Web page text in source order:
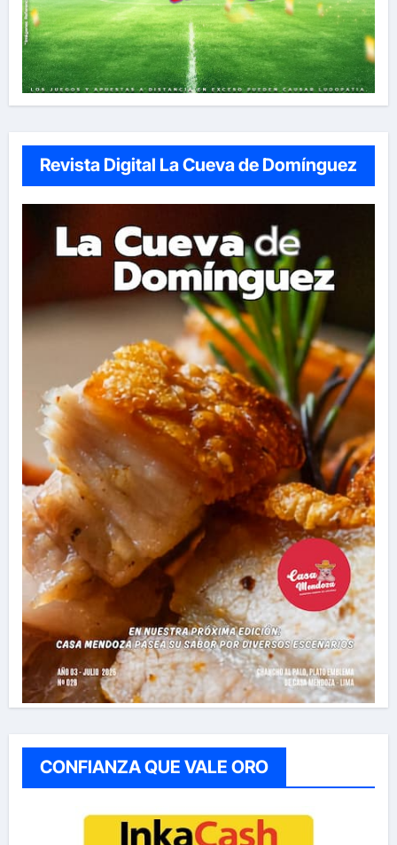
Revista Digital La Cueva de Domínguez
CONFIANZA QUE VALE ORO